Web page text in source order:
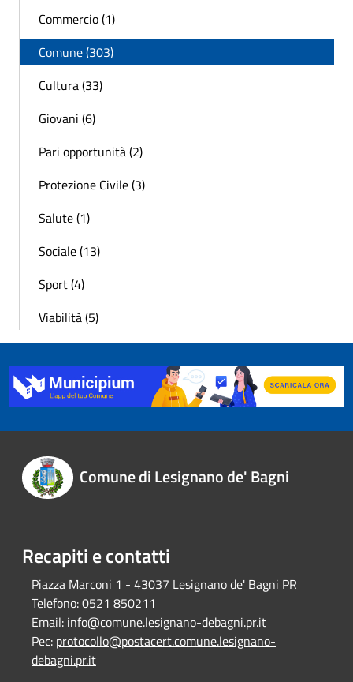
Commercio (1)
Comune (303)
Cultura (33)
Giovani (6)
Pari opportunità (2)
Protezione Civile (3)
Salute (1)
Sociale (13)
Sport (4)
Viabilità (5)
Comune di Lesignano de' Bagni
Recapiti e contatti
Piazza Marconi 1 - 43037 Lesignano de' Bagni PR
Telefono:0521 850211
Email: info@comune.lesignano-debagni.pr.it
Pec: protocollo@postacert.comune.lesignano-
debagni.pr.it